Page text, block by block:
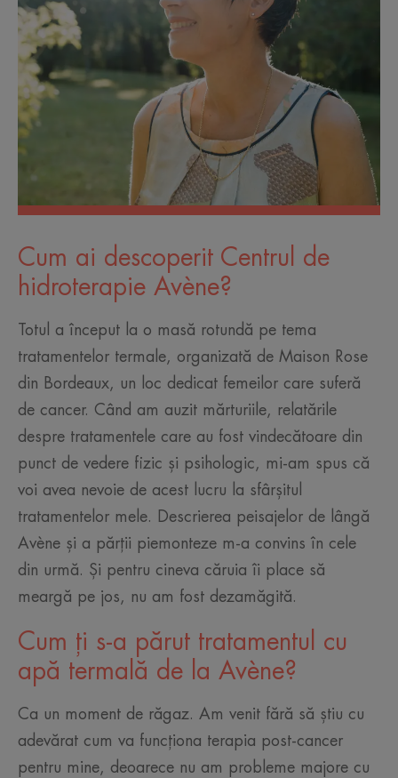
Cum ai descoperit Centrul de
hidroterapie Avène?
Totul a început la o masă rotundă pe tema
tratamentelor termale, organizată de Maison Rose
din Bordeaux, un loc dedicat femeilor care suferă
de cancer. Când am auzit mărturiile, relatările
despre tratamentele care au fost vindecătoare din
punct de vedere fizic și psihologic, mi-am spus că
voi avea nevoie de acest lucru la sfârșitul
tratamentelor mele. Descrierea peisajelor de lângă
Avène și a părții piemonteze m-a convins în cele
din urmă. Și pentru cineva căruia îi place să
meargă pe jos, nu am fost dezamăgită.
Cum ți s-a părut tratamentul cu
apă termală de la Avène?
Ca un moment de răgaz. Am venit fără să știu cu
adevărat cum va funcționa terapia post-cancer
pentru mine, deoarece nu am probleme majore cu